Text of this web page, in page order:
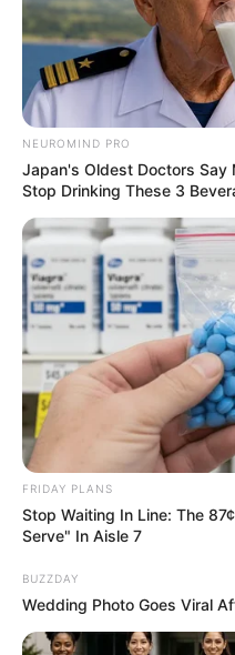
NEUROMIND PRO
Japan's Oldest Doctors
Stop Drinking These 3
FRIDAY PLANS
Stop Waiting In Line: The
Serve" In Aisle 7
BUZZDAY
Wedding Photo Goes Viral